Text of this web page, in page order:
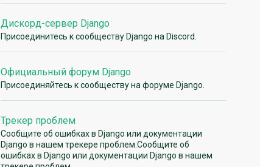
Дискорд-сервер Django
Присоединитесь к сообществу Django на Discord.
Официальный форум Django
Присоединяйтесь к сообществу на форуме Django.
Трекер проблем
Сообщите об ошибках в Django или документации
Django в нашем трекере проблем.Сообщите об
ошибках в Django или документации Django в нашем